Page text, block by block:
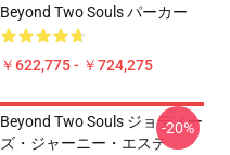
Beyond Two Souls パーカー
￥622,775 - ￥724,275
Beyond Two Souls ジョディー
ズ・ジャーニー・エステ
-20%